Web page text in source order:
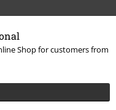
Shop for customers from